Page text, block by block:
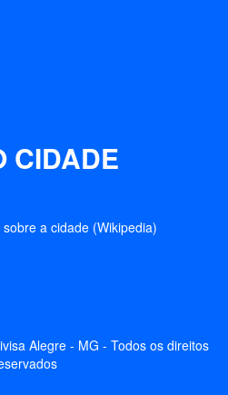
CIDADE
a cidade (Wikipedia)
Alegre - MG - Todos os direitos